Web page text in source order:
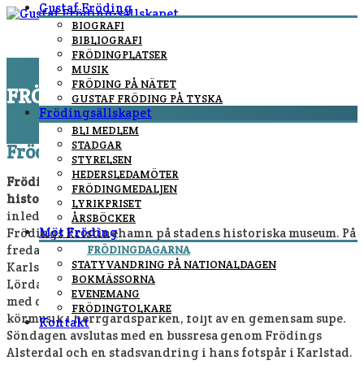
Gustaf Fröding
BIOGRAFI
BIBLIOGRAFI
FRÖDINGPLATSER
MUSIK
FRÖDING PÅ NÄTET
GUSTAF FRÖDING PÅ TYSKA
Frödingsällskapet
BLI MEDLEM
STADGAR
STYRELSEN
HEDERSLEDAMÖTER
FRÖDINGMEDALJEN
LYRIKPRISET
ÅRSBÖCKER
Möt Fröding
FRÖDINGDAGARNA
STATYVANDRING PÅ NATIONALDAGEN
BOKMÄSSORNA
EVENEMANG
FRÖDINGTOLKARE
Kontakt
FRÖDINGDAGARNA
You are here: Home / Frödingdagarna
Frödingdagarna 21 – 24 augusti 2025
Frödingdagarna 2025 bjuder på fyra dagar fyllda av poesi,
historia och kultur i Gustaf Frödings anda.
inleds torsdagen den 21 augusti med berättelser om
Frödings Kristinehamn på stadens historiska museum. På
fredagen väntar diktläsning vid Frödingstatyn i
Karlstad och en trivselkväll med fika på Alsters herrgård.
Lördagen bjuder på ett traditionsenligt högtidsprogram
med dramatiseringar, konst, prisutdelningar och
körmusik i herrgårdsparken, följt av en gemensam supé.
Söndagen avslutas med en bussresa genom Frödings
Alsterdal och en stadsvandring i hans fotspår i Karlstad.